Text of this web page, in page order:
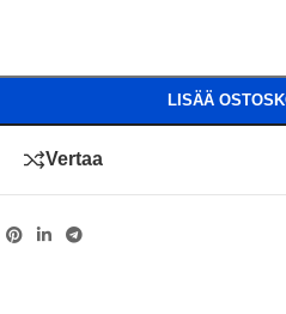
LISÄÄ
Vertaa